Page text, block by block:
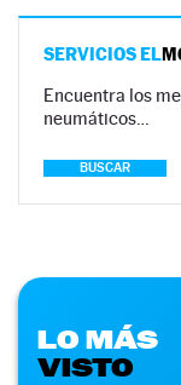
SERVICIOS EL
Encuentra los
neumáticos…
BUSCAR
LO MÁS
VISTO